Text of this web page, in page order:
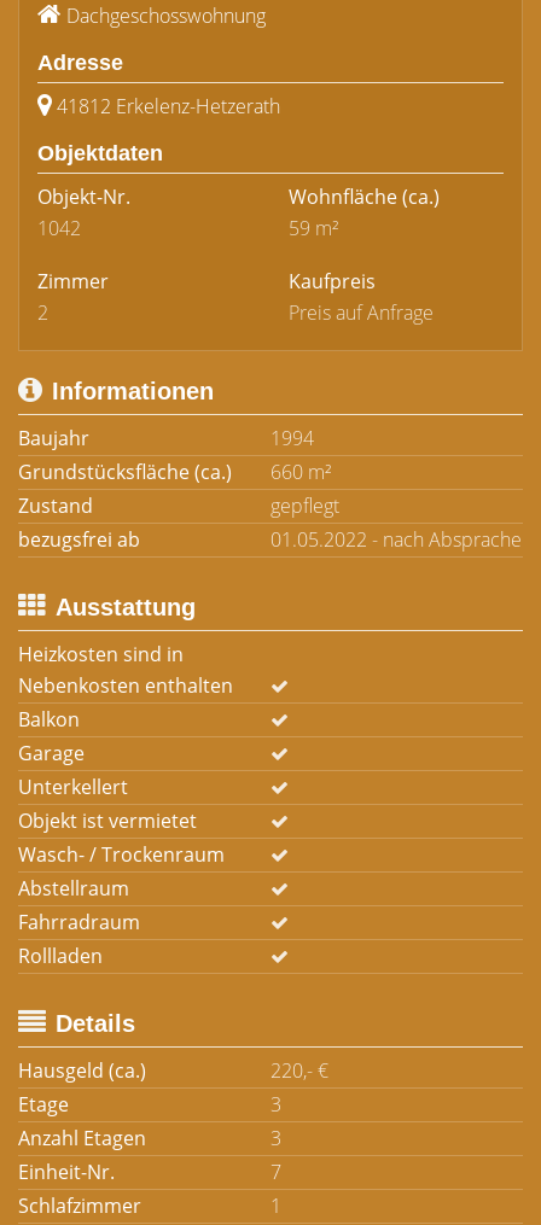
Dachgeschosswohnung
Adresse
41812 Erkelenz-Hetzerath
Objektdaten
Objekt-Nr.
1042
Wohnfläche(ca.)
59 m²
Zimmer
2
Kaufpreis
Preis auf Anfrage
Informationen
Baujahr
1994
Grundstücksfläche (ca.)
660 m²
Zustand
gepflegt
bezugsfrei ab
01.05.2022 - nach Absprache
Ausstattung
Heizkosten sind in
Nebenkosten enthalten
Balkon
Garage
Unterkellert
Objekt ist vermietet
Wasch- / Trockenraum
Abstellraum
Fahrradraum
Rollladen
Details
Hausgeld (ca.)
220,- €
Etage
3
Anzahl Etagen
3
Einheit-Nr.
7
Schlafzimmer
1